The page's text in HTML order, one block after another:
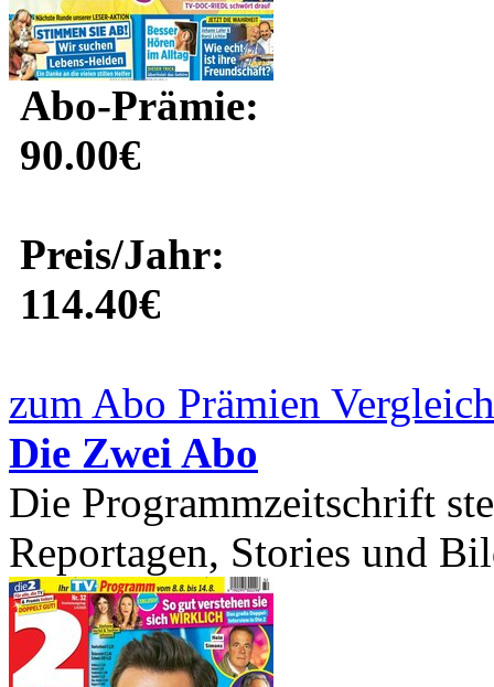
Abo-Prämie:
90.00€
Preis/Jahr:
114.40€
zum Abo Prämien
Die Zwei Abo
Die Programmzeitschrift
Reportagen, Stories und